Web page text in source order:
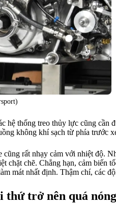
hệ thống treo thủy lực cũng cần
không khí sạch từ phía trước
rất nhạy cảm với nhiệt độ.
chặt chẽ. Chẳng hạn, cảm
mát nhất định. Thậm chí, các
thứ trở nên quá